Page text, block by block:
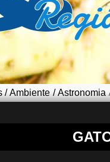
/Ambiente /Astronomia